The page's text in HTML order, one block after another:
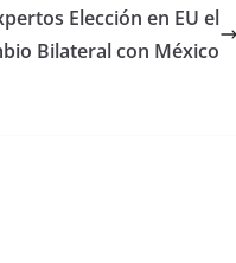
Elección en EU el
Bilateral con México